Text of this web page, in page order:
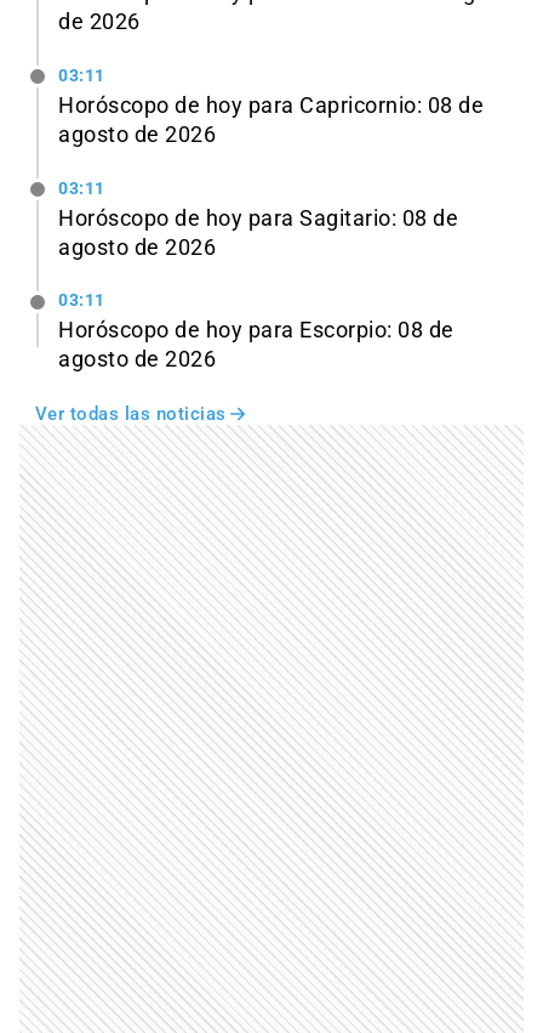
de 2026
03:11
Horóscopo de hoy para Capricornio: 08 de
agosto de 2026
03:11
Horóscopo de hoy para Sagitario: 08 de
agosto de 2026
03:11
Horóscopo de hoy para Escorpio: 08 de
agosto de 2026
Ver todas las noticias